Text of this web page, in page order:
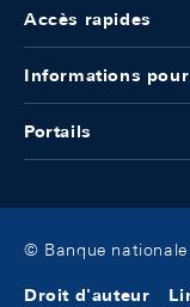
Accès rapides
Informations pour
Portails
© Banque nationale
Droit d'auteur